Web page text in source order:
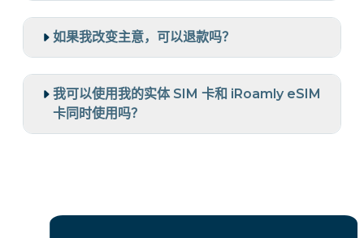
如果我改变主意，可以退款吗？
我可以使用我的实体 SIM 卡和 iRoamly eSIM
卡同时使用吗？